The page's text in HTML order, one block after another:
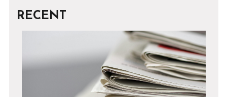
RECENT